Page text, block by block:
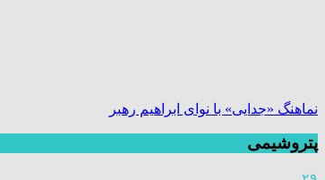
نماهنگ «جدایی» با نوای ابراهیم رهبر
پتروشیمی